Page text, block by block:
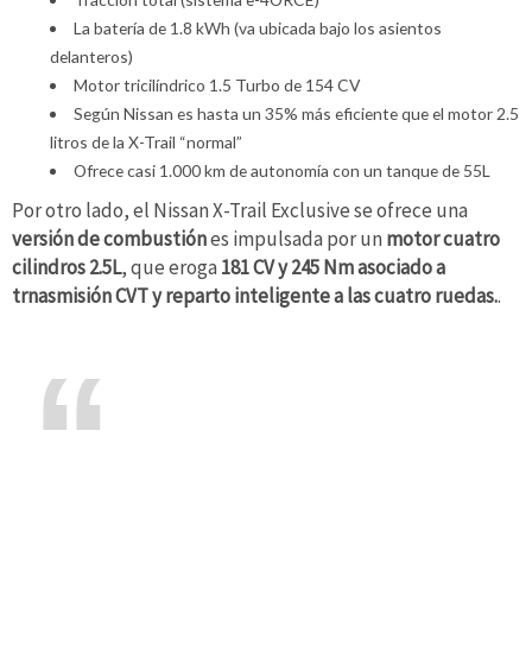
La batería de 1.8 kWh (va ubicada bajo los asientos
delanteros)
Motor tricilíndrico 1.5 Turbo de 154 CV
Según Nissan es hasta un 35% más eficiente que el motor 2.5
litros de la X-Trail “normal”
Ofrece casi 1.000 km de autonomía con un tanque de 55L
Por otro lado, el Nissan X-Trail Exclusive se ofrece una
versión de combustiónes impulsada por un motor cuatro
cilindros 2.5L, que eroga 181 CV y 245 Nm asociado a
trnasmisión CVT y reparto inteligente a las cuatro ruedas..